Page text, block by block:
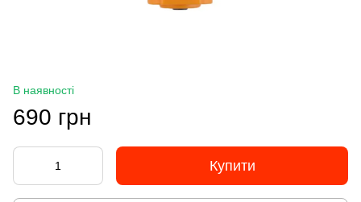
В наявності
690 грн
Купити